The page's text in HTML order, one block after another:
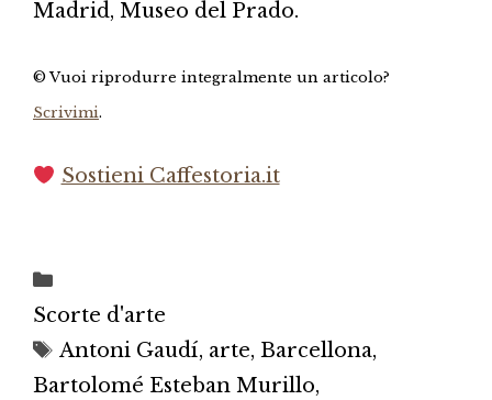
Madrid, Museo del Prado.
© Vuoi riprodurre integralmente un articolo?
Scrivimi.
Sostieni Caffestoria.it
Scorte d'arte
Tag
Antoni Gaudí, arte, Barcellona,
Bartolomé Esteban Murillo,